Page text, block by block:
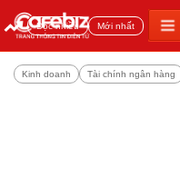
Đọc nhiều Mới nhất
Kinh doanh Tài chính ngân hàng